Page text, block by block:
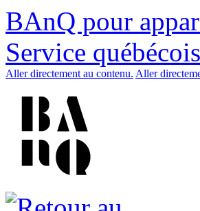
BAnQ pour
Service
Aller directement au contenu. Aller